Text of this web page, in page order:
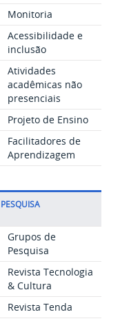
Monitoria
Acessibilidade e
inclusão
Atividades
acadêmicas não
presenciais
Projeto de Ensino
Facilitadores de
Aprendizagem
PESQUISA
Grupos de
Pesquisa
Revista Tecnologia
& Cultura
Revista Tenda